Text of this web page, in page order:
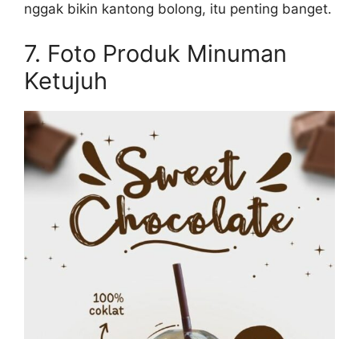
nggak bikin kantong bolong, itu penting banget.
7. Foto Produk Minuman
Ketujuh